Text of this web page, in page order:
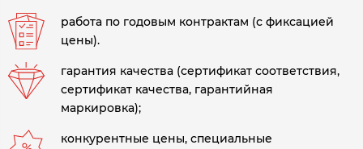
работа по годовым контрактам (с фиксацией
цены).
гарантия качества (сертификат соответствия,
сертификат качества, гарантийная
маркировка);
конкурентные цены, специальные